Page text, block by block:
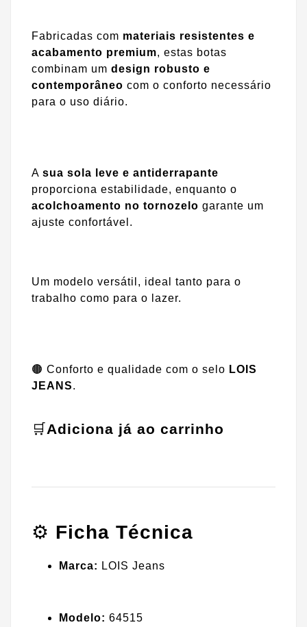
Fabricadas com materiais resistentes e
acabamento premium, estas botas
combinam um design robusto e
contemporâneo com o conforto necessário
para o uso diário.
A sua sola leve e antiderrapante
proporciona estabilidade, enquanto o
acolchoamento no tornozelo garante um
ajuste confortável.
Um modelo versátil, ideal tanto para o
trabalho como para o lazer.
🟤 Conforto e qualidade com o selo LOIS
JEANS.
🛒Adiciona já ao carrinho
⚙️ Ficha Técnica
Marca: LOIS Jeans
Modelo: 64515